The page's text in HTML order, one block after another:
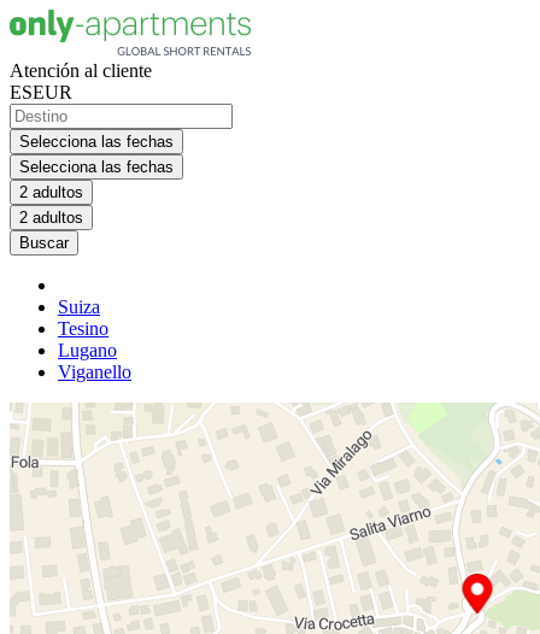
Atención al cliente
ESEUR
Selecciona las fechas
Selecciona las fechas
2 adultos
2 adultos
Buscar
Suiza
Tesino
Lugano
Viganello